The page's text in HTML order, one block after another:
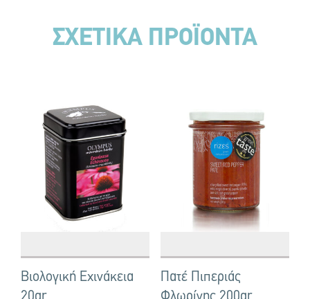
ΣΧΕΤΙΚΑ ΠΡΟΪΟΝΤΑ
Βιολογική Εχινάκεια
Πατέ Πιπεριάς